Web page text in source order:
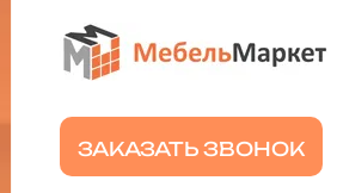
ЗАКАЗАТЬ ЗВОНОК